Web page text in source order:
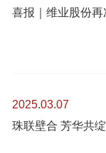
喜报｜维业股份
2025.03.07